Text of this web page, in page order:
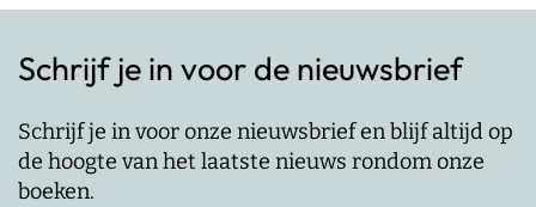
Schrijf je in voor de nieuwsbrief
Schrijf je in voor onze nieuwsbrief en blijf altijd op
de hoogte van het laatste nieuws rondom onze
boeken.